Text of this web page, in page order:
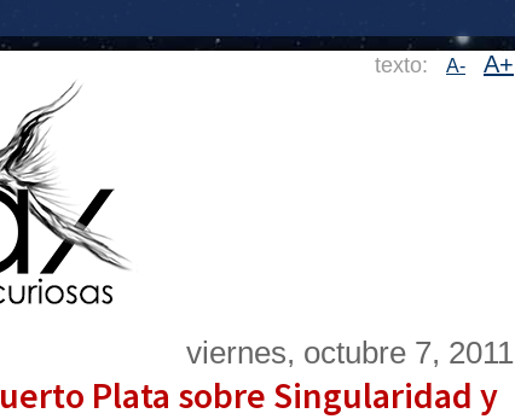
texto: A- A+
viernes, octubre 7, 2011
Plata sobre Singularidad y